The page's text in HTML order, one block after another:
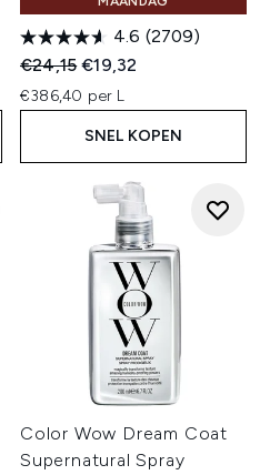
4.6 (2709)
Recommended Retail Price:
€24,15Huidige prijs:
€19,32
€386,40 per L
SNEL KOPEN
Color Wow Dream Coat
Supernatural Spray